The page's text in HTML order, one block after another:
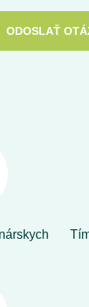
ODOSLAŤ